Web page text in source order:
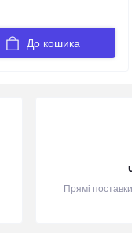
До кошика
Прямі